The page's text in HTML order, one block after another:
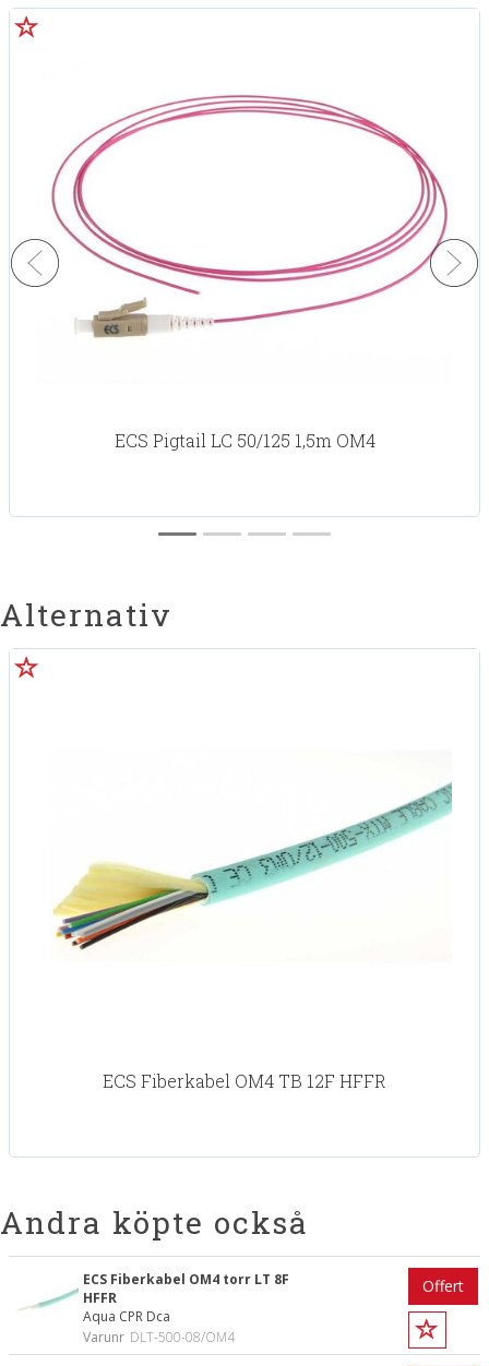
ECS Pigtail LC 50/125 1,5m OM4
Alternativ
ECS Fiberkabel OM4 TB 12F HFFR
Andra köpte också
ECS Fiberkabel OM4 torr LT 8F
HFFR
Aqua CPR Dca
Varunr DLT-500-08/OM4
Offert